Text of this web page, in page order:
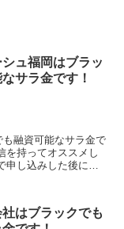
ュ福岡はブラッ
サラ金です！
融資可能なサラ金で
を持ってオススメし
申し込みした後に電
はブラックでも